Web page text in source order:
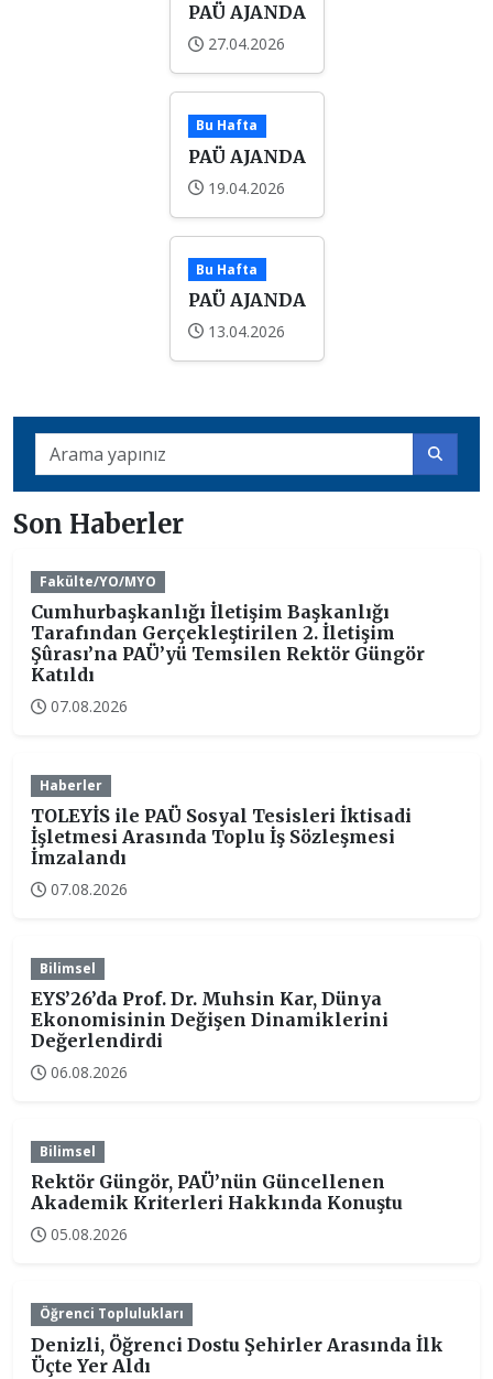
PAÜ AJANDA
27.04.2026
Bu Hafta
PAÜ AJANDA
19.04.2026
Bu Hafta
PAÜ AJANDA
13.04.2026
Son Haberler
Fakülte/YO/MYO
Cumhurbaşkanlığı İletişim Başkanlığı
Tarafından Gerçekleştirilen 2. İletişim
Şûrası’na PAÜ’yü Temsilen Rektör Güngör
Katıldı
07.08.2026
Haberler
TOLEYİS ile PAÜ Sosyal Tesisleri İktisadi
İşletmesi Arasında Toplu İş Sözleşmesi
İmzalandı
07.08.2026
Bilimsel
EYS’26’da Prof. Dr. Muhsin Kar, Dünya
Ekonomisinin Değişen Dinamiklerini
Değerlendirdi
06.08.2026
Bilimsel
Rektör Güngör, PAÜ’nün Güncellenen
Akademik Kriterleri Hakkında Konuştu
05.08.2026
Öğrenci Toplulukları
Denizli, Öğrenci Dostu Şehirler Arasında İlk
Üçte Yer Aldı